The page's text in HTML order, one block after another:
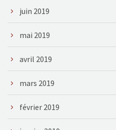
juin 2019
mai 2019
avril 2019
mars 2019
février 2019